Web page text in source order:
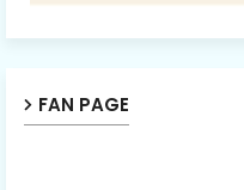
FAN PAGE